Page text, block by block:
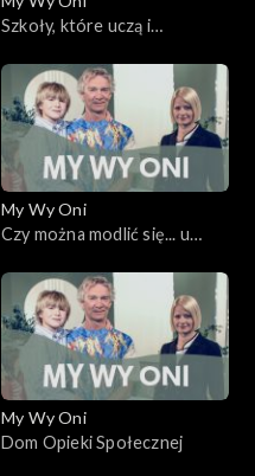
Szkoły, które uczą i
My Wy Oni
Czy można modlić się... u
My Wy Oni
Dom Opieki Społecznej